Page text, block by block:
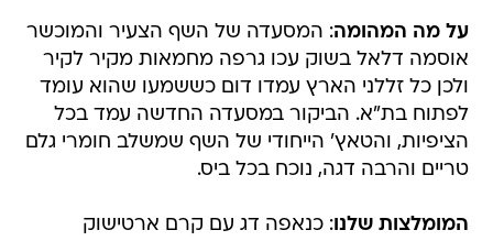
על מה המהומה: המסעדה של השף הצעיר והמוכשר
אוסמה דלאל בשוק עכו גרפה מחמאות מקיר לקיר
ולכן כל זללני הארץ עמדו דום כששמעו שהוא עומד
לפתוח בת"א. הביקור במסעדה החדשה עמד בכל
הציפיות, והטאץ' הייחודי של השף שמשלב חומרי גלם
טריים והרבה דגה, נוכח בכל ביס.
המומלצות שלנו: כנאפה דג עם קרם ארטישוק